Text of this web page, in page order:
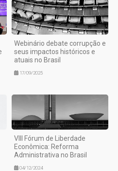
Webinário debate corrupção e
seus impactos históricos e
atuais no Brasil
17/09/2025
VIII Fórum de Liberdade
Econômica: Reforma
Administrativa no Brasil
04/12/2024